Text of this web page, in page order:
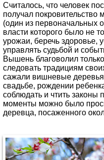
Считалось, что человек
получал
(один из первоначальных
власти которого было не
урожаи, беречь здоровье,
управлять судьбой и
Вышень благоволил
следовать традициям
сажали вишневые
свадьбе, рождении
соблюдать и чтить законы
моменты можно было
деревца, посаженного